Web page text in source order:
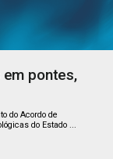
pontes,
do Acordo de
do Estado ...